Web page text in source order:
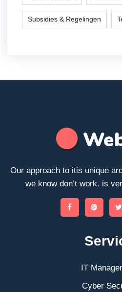
Subsidies & Regelingen
Our approach to itis unique
we know don’t work. is
IT
Cyber